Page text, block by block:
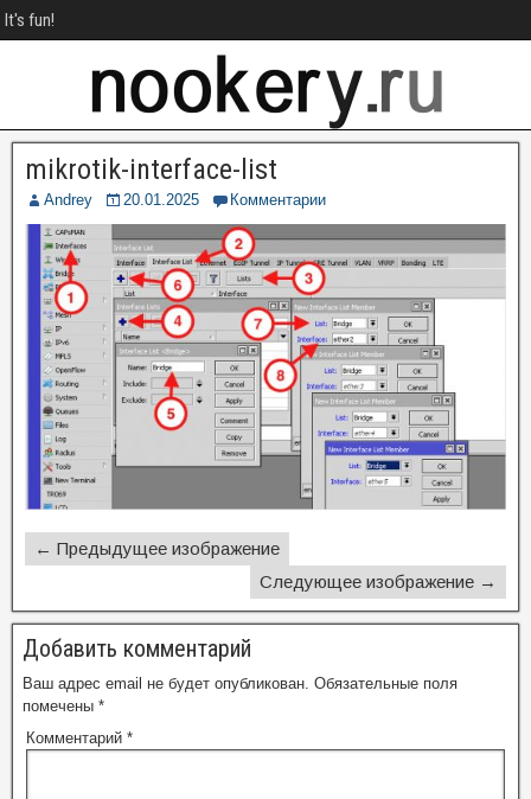
It's fun!
mikrotik-interface-list
Andrey 20.01.2025 Комментарии
← Предыдущее изображение
Следующее изображение →
Добавить комментарий
Ваш адрес email не будет опубликован. Обязательные поля
помечены *
Комментарий *